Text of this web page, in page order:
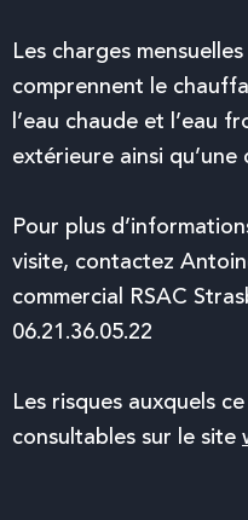
Les charges
comprennent le
l’eau chaude et l’eau
extérieure ainsi
Pour plus
visite, contactez
commercial RSAC
06.21.36.05.22
Les risques auxquels
consultables sur le site